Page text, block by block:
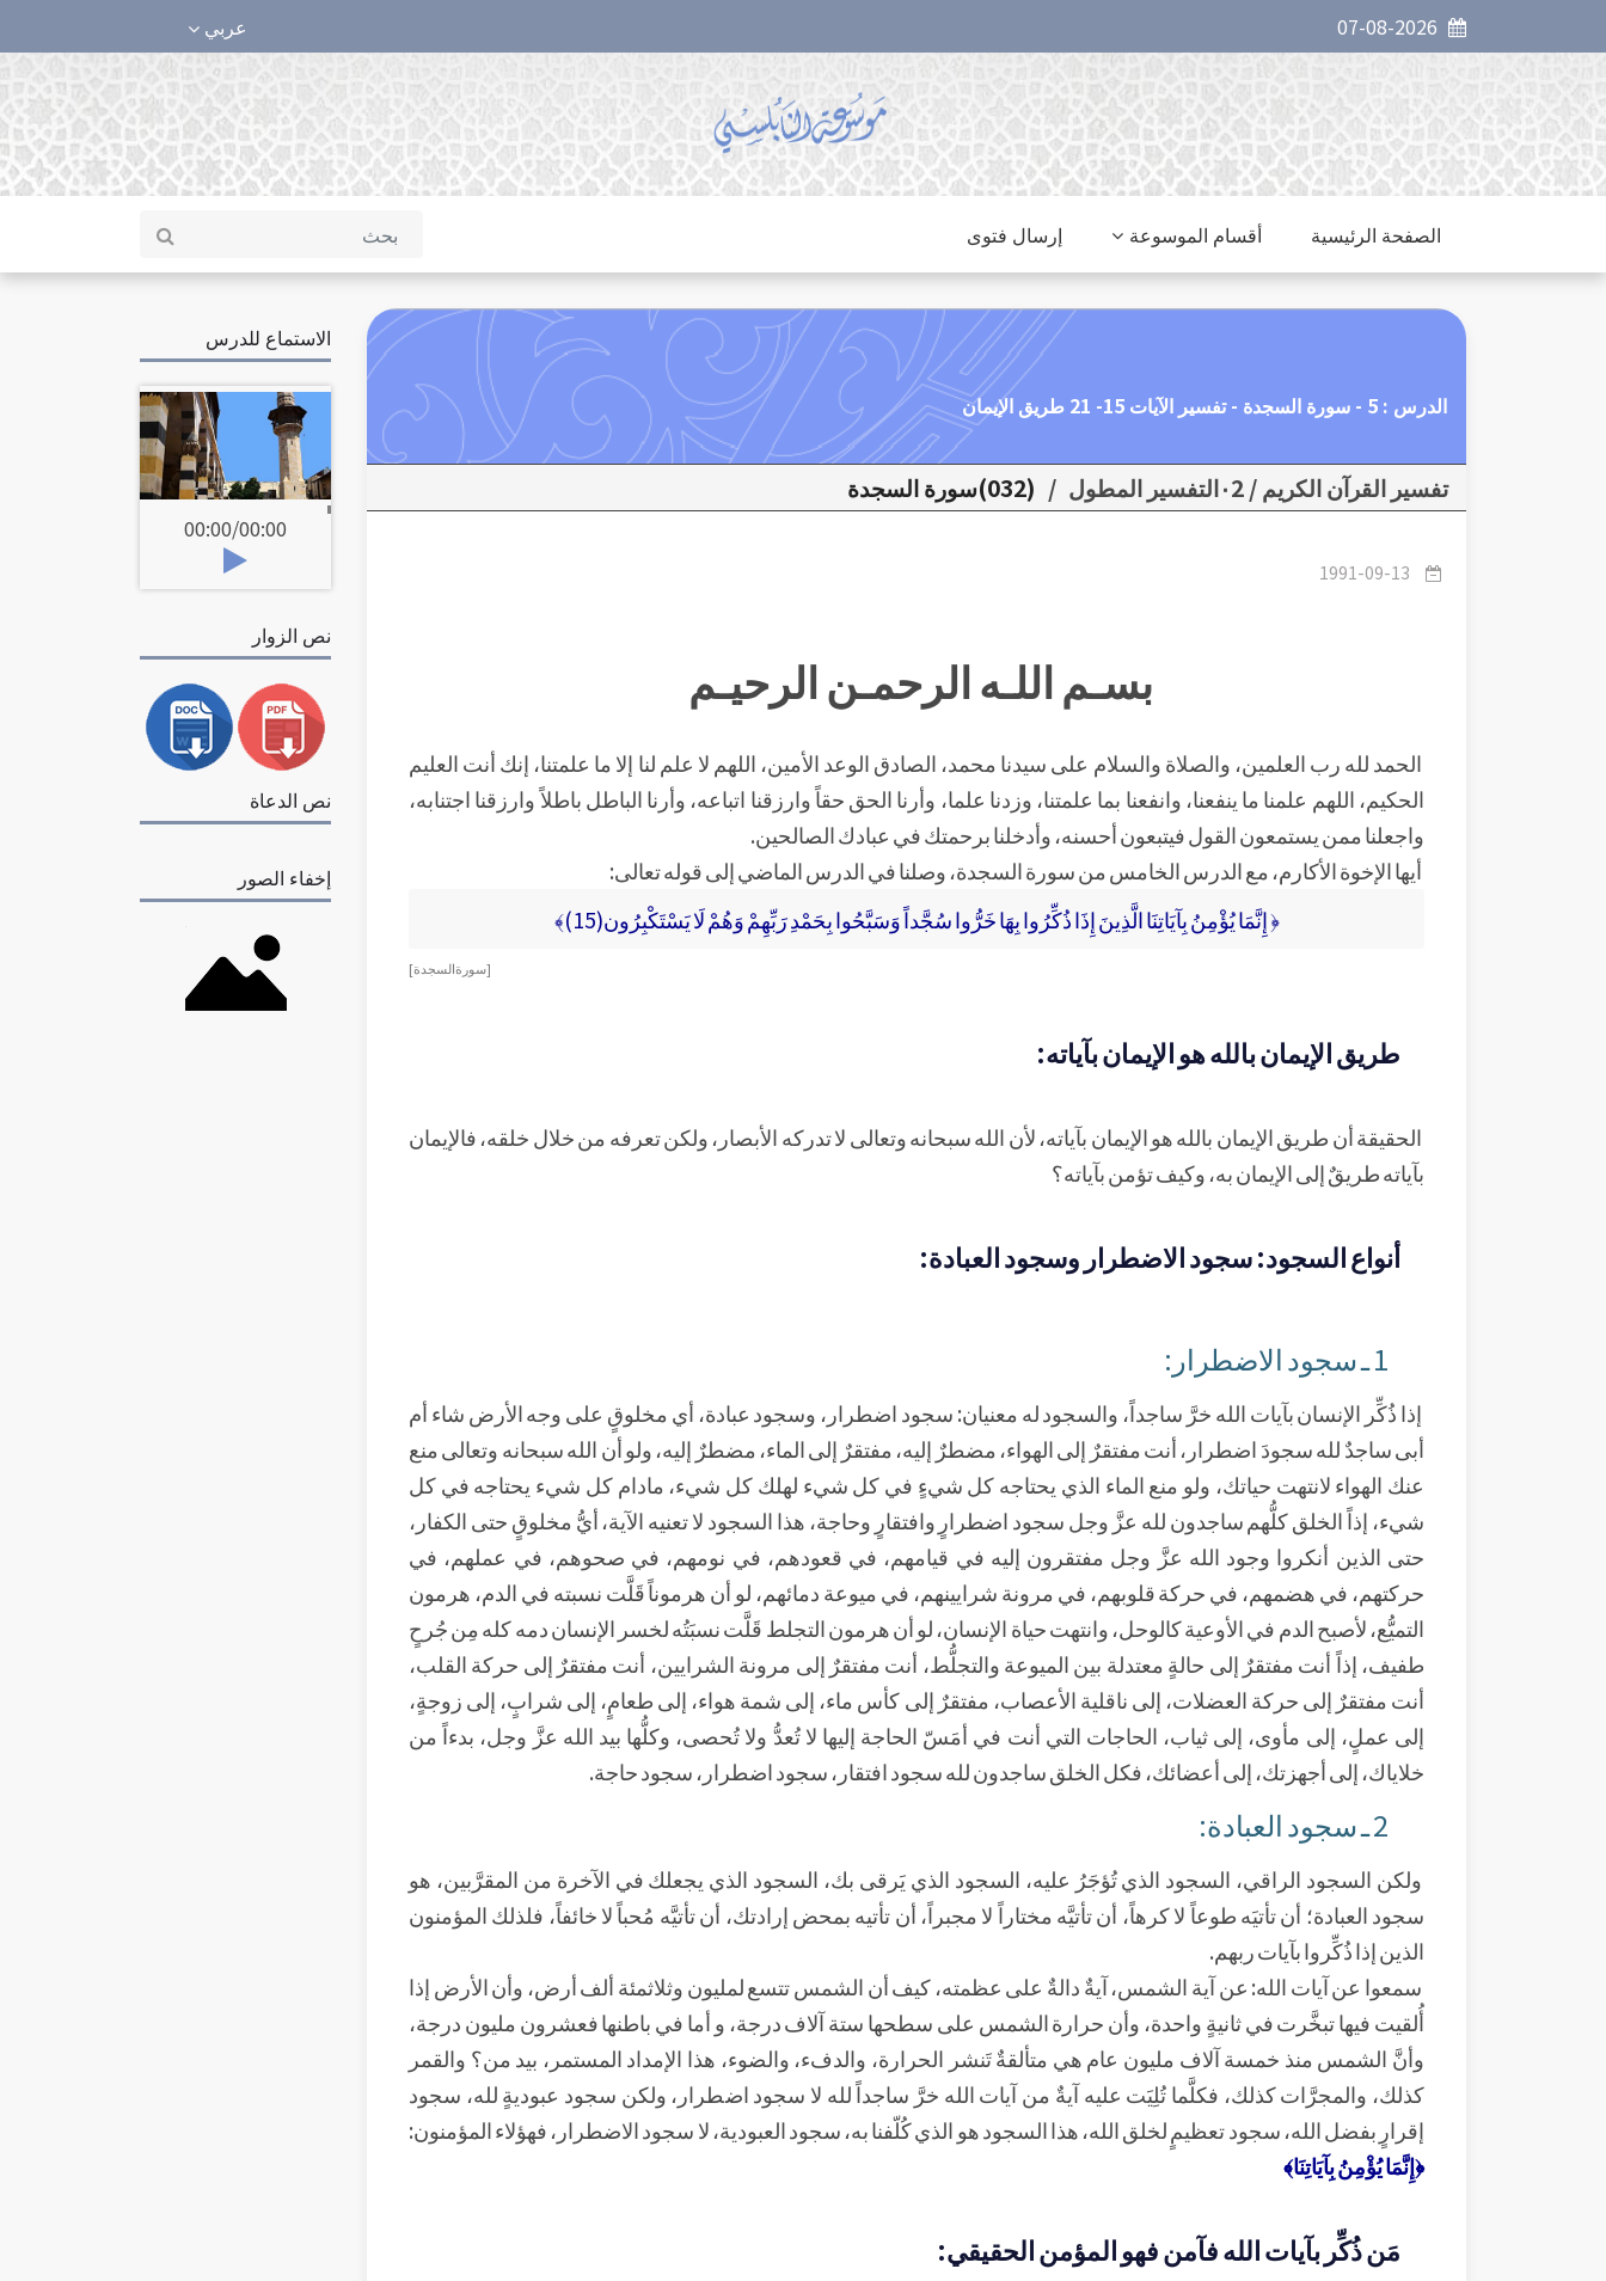
عربي
الصفحة الرئيسية أقسام الموسوعة إرسال فتوى
الدرس : 5 - سورة السجدة - تفسير الآيات 15- 21 طريق الإيمان
تفسير القرآن الكريم / ٠2التفسير المطول / (032)سورة السجدة
1991-09-13
بسـم اللـه الرحمـن الرحيـم
الحمد لله رب العلمين، والصلاة والسلام على سيدنا محمد، الصادق الوعد الأمين، اللهم لا علم لنا إلا ما علمتنا، إنك أنت العليم
الحكيم، اللهم علمنا ما ينفعنا، وانفعنا بما علمتنا، وزدنا علما، وأرنا الحق حقاً وارزقنا اتباعه، وأرنا الباطل باطلاً وارزقنا اجتنابه،
واجعلنا ممن يستمعون القول فيتبعون أحسنه، وأدخلنا برحمتك في عبادك الصالحين.
أيها الإخوة الأكارم، مع الدرس الخامس من سورة السجدة، وصلنا في الدرس الماضي إلى قوله تعالى:
﴿ إِنَّمَا يُؤْمِنُ بِآيَاتِنَا الَّذِينَ إِذَا ذُكِّرُوا بِهَا خَرُّوا سُجَّداً وَسَبَّحُوا بِحَمْدِ رَبِّهِمْ وَهُمْ لَا يَسْتَكْبِرُون(15)﴾
[ سورة السجدة ]
طريق الإيمان بالله هو الإيمان بآياته:
الحقيقة أن طريق الإيمان بالله هو الإيمان بآياته، لأن الله سبحانه وتعالى لا تدركه الأبصار، ولكن تعرفه من خلال خلقه، فالإيمان
بآياته طريقٌ إلى الإيمان به، وكيف تؤمن بآياته؟
أنواع السجود: سجود الاضطرار وسجود العبادة:
1 ـ سجود الاضطرار:
إذا ذُكِّر الإنسان بآيات الله خرَّ ساجداً، والسجود له معنيان: سجود اضطرار، وسجود عبادة، أي مخلوقٍ على وجه الأرض شاء أم
أبى ساجدٌ لله سجودَ اضطرار، أنت مفتقرٌ إلى الهواء، مضطرٌ إليه، مفتقرٌ إلى الماء، مضطرٌ إليه، ولو أن الله سبحانه وتعالى منع
عنك الهواء لانتهت حياتك، ولو منع الماء الذي يحتاجه كل شيءٍ في كل شيء لهلك كل شيء، مادام كل شيء يحتاجه في كل
شيء، إذاً الخلق كلُّهم ساجدون لله عزَّ وجل سجود اضطرارٍ وافتقارٍ وحاجة، هذا السجود لا تعنيه الآية، أيُّ مخلوقٍ حتى الكفار،
حتى الذين أنكروا وجود الله عزَّ وجل مفتقرون إليه في قيامهم، في قعودهم، في نومهم، في صحوهم، في عملهم، في
حركتهم، في هضمهم، في حركة قلوبهم، في مرونة شرايينهم، في ميوعة دمائهم، لو أن هرموناً قَلَّت نسبته في الدم، هرمون
التميُّع، لأصبح الدم في الأوعية كالوحل، وانتهت حياة الإنسان، لو أن هرمون التجلط قَلَّت نسبَتُه لخسر الإنسان دمه كله مِن جُرحٍ
طفيف، إذاً أنت مفتقرٌ إلى حالةٍ معتدلة بين الميوعة والتجلُّط، أنت مفتقرٌ إلى مرونة الشرايين، أنت مفتقرٌ إلى حركة القلب،
أنت مفتقرٌ إلى حركة العضلات، إلى ناقلية الأعصاب، مفتقرٌ إلى كأس ماء، إلى شمة هواء، إلى طعامٍ، إلى شرابٍ، إلى زوجةٍ،
إلى عملٍ، إلى مأوى، إلى ثياب، الحاجات التي أنت في أمَسّ الحاجة إليها لا تُعدُّ ولا تُحصى، وكلُّها بيد الله عزَّ وجل، بدءاً من
خلاياك، إلى أجهزتك، إلى أعضائك، فكل الخلق ساجدون لله سجود افتقار، سجود اضطرار، سجود حاجة.
2 ـ سجود العبادة:
ولكن السجود الراقي، السجود الذي تُؤجَرُ عليه، السجود الذي يَرقى بك، السجود الذي يجعلك في الآخرة من المقرَّبين، هو
سجود العبادة؛ أن تأتيَه طوعاً لا كرهاً، أن تأتيَّه مختاراً لا مجبراً، أن تأتيه بمحض إرادتك، أن تأتيَّه مُحباً لا خائفاً، فلذلك المؤمنون
الذين إذا ذُكِّروا بآيات ربهم.
سمعوا عن آيات الله: عن آية الشمس، آيةٌ دالةٌ على عظمته، كيف أن الشمس تتسع لمليون وثلاثمئة ألف أرض، وأن الأرض إذا
أُلقيت فيها تبخَّرت في ثانيةٍ واحدة، وأن حرارة الشمس على سطحها ستة آلاف درجة، و أما في باطنها فعشرون مليون درجة،
وأنَّ الشمس منذ خمسة آلاف مليون عام هي متألقةٌ تَنشر الحرارة، والدفء، والضوء، هذا الإمداد المستمر، بيد من؟ والقمر
كذلك، والمجرَّات كذلك، فكلَّما تُلِيَت عليه آيةٌ من آيات الله خرَّ ساجداً لله لا سجود اضطرار، ولكن سجود عبوديةٍ لله، سجود
إقرارٍ بفضل الله، سجود تعظيمٍ لخلق الله، هذا السجود هو الذي كُلّفنا به، سجود العبودية، لا سجود الاضطرار، فهؤلاء المؤمنون:
﴿إِنَّمَا يُؤْمِنُ بِآيَاتِنَا﴾
مَن ذُكِّر بآيات الله فآمن فهو المؤمن الحقيقي:
الاستماع للدرس
00:00/00:00
نص الزوار
نص الدعاة
إخفاء الصور